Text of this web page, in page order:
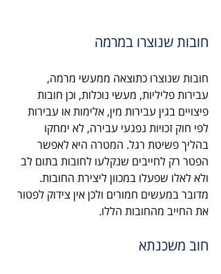
חובות שנוצרו במרמה
חובות שנוצרו כתוצאה ממעשי מרמה,
עבירות פליליות, מעשי נוכלות, וכן חובות
פיצויים בגין עבירות מין, אלימות או עבירות
לפי חוק זכויות נפגעי עבירה, לא ימחקו
בהליך פשיטת רגל. המטרה היא לאפשר
הפטר רק לחייבים שנקלעו לחובות בתום לב
ולא לאלו שפעלו במכוון ליצירת החובות.
מדובר במעשים חמורים ולכן אין צידוק לפטור
את החייב מהחובות הללו.
חוב משכנתא